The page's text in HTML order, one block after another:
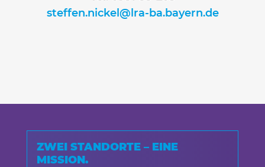
steffen.nickel@lra-ba.bayern.de
ZWEI STANDORTE – EINE
MISSION.